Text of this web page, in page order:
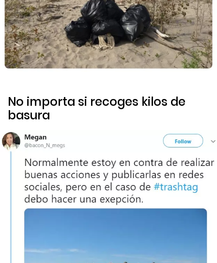
No importa si recoges kilos de
basura